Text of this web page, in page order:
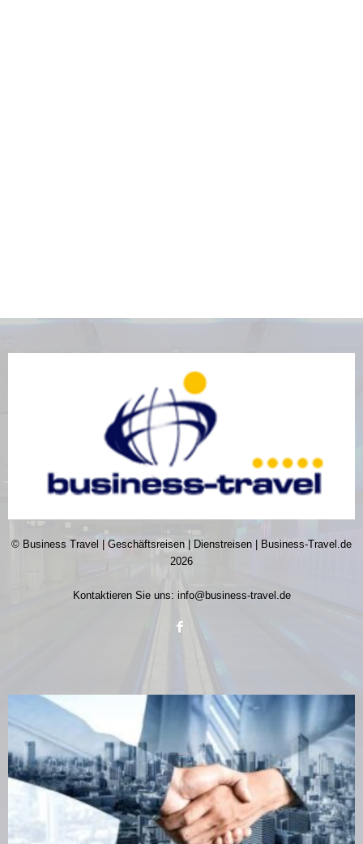
© Business Travel | Geschäftsreisen | Dienstreisen | Business-Travel.de
2026
Kontaktieren Sie uns: info@business-travel.de